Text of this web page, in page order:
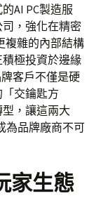
AI PC製造服
，強化在精密
複雜的內部結構
極投資於邊緣
客戶不僅是硬
交鑰匙方
，讓這兩大
為品牌廠商不可
家生態